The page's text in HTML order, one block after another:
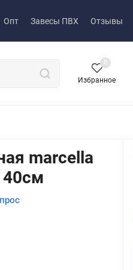
Опт Завесы ПВХ Отзывы
Избранное
0
marcella